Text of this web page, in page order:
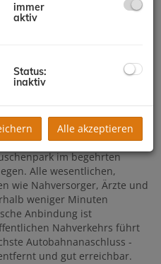
in sehr guter
im begehrten
Alle wesentlichen,
wie Nahversorger, Ärzte und
weniger Minuten
Anbindung ist
Nahverkehrs führt
Autobahnanaschluss -
und gut erreichbar.
immer
aktiv
Status:
inaktiv
Alle akzeptieren